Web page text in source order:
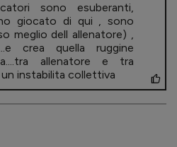
sono esuberanti,
giocato di qui , sono
meglio dell allenatore) ,
crea quella ruggine
allenatore e tra
instabilita collettiva